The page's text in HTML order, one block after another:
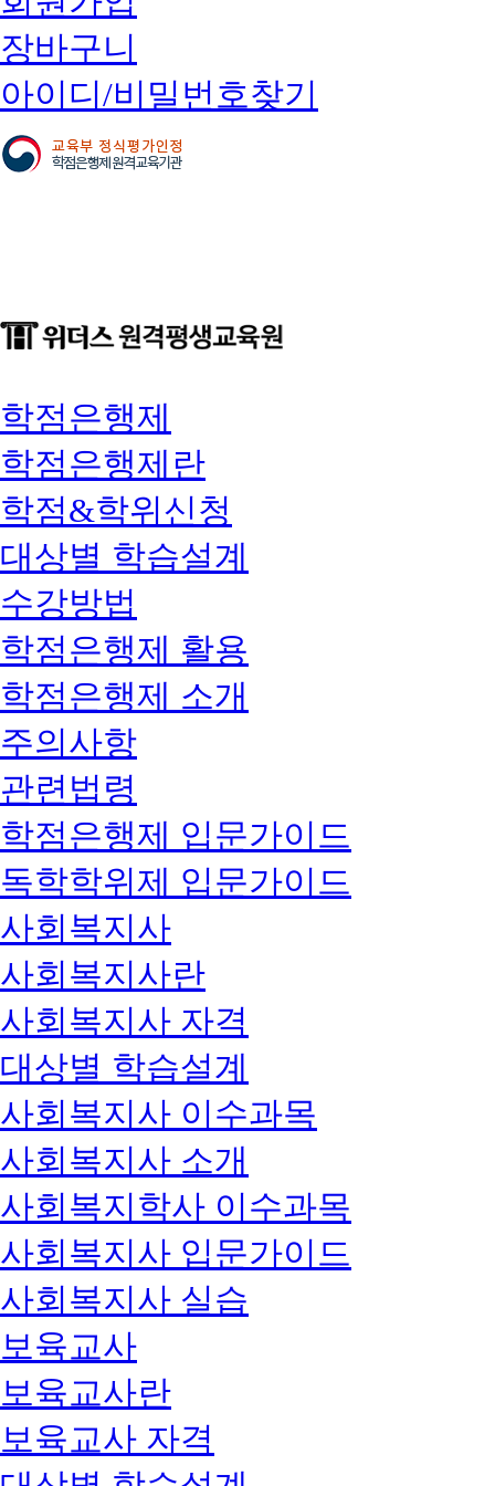
장바구니
아이디/비밀번호찾기
학점은행제
학점은행제란
학점&학위신청
대상별 학습설계
수강방법
학점은행제 활용
학점은행제 소개
주의사항
관련법령
학점은행제 입문가이드
독학학위제 입문가이드
사회복지사
사회복지사란
사회복지사 자격
대상별 학습설계
사회복지사 이수과목
사회복지사 소개
사회복지학사 이수과목
사회복지사 입문가이드
사회복지사 실습
보육교사
보육교사란
보육교사 자격